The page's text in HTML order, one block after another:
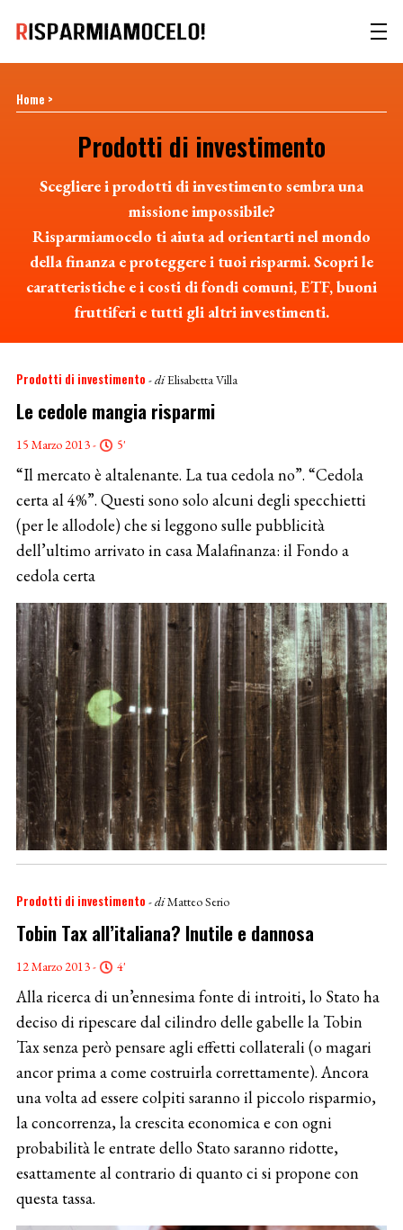
Home >
Prodotti di investimento
Scegliere i prodotti di investimento sembra una
missione impossibile?
Risparmiamocelo ti aiuta ad orientarti nel mondo
della finanza e proteggere i tuoi risparmi. Scopri le
caratteristiche e i costi di fondi comuni, ETF, buoni
fruttiferi e tutti gli altri investimenti.
Prodotti di investimento - diElisabetta Villa
Le cedole mangia risparmi
15 Marzo 2013 - 5'
“Il mercato è altalenante. La tua cedola no”. “Cedola
certa al 4%”. Questi sono solo alcuni degli specchietti
(per le allodole) che si leggono sulle pubblicità
dell’ultimo arrivato in casa Malafinanza: il Fondo a
cedola certa
Prodotti di investimento - diMatteo Serio
Tobin Tax all’italiana? Inutile e dannosa
12 Marzo 2013 - 4'
Alla ricerca di un’ennesima fonte di introiti, lo Stato ha
deciso di ripescare dal cilindro delle gabelle la Tobin
Tax senza però pensare agli effetti collaterali (o magari
ancor prima a come costruirla correttamente). Ancora
una volta ad essere colpiti saranno il piccolo risparmio,
la concorrenza, la crescita economica e con ogni
probabilità le entrate dello Stato saranno ridotte,
esattamente al contrario di quanto ci si propone con
questa tassa.